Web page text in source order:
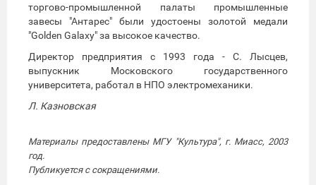
торгово-промышленной палаты промышленные
завесы "Антарес" были удостоены золотой медали
"Golden Galaxy" за высокое качество.
Директор предприятия с 1993 года - С. Лысцев,
выпускник Московского государственного
университета, работал в НПО электромеханики.
Л. Казновская
Материалы предоставлены МГУ "Культура", г. Миасс, 2003
год.
Публикуется с сокращениями.